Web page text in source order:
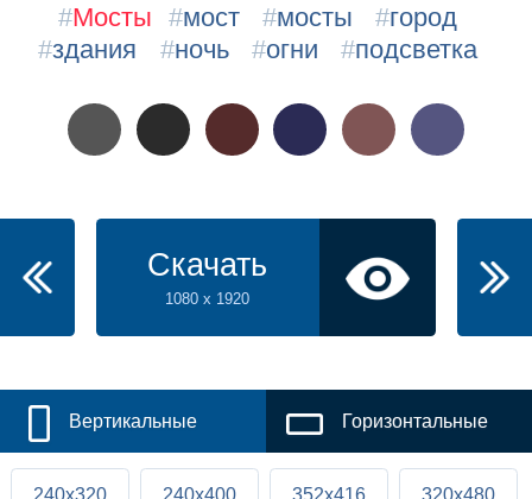
#Мосты #мост #мосты #город
#здания #ночь #огни #подсветка
Скачать
1080 x 1920
Вертикальные Горизонтальные